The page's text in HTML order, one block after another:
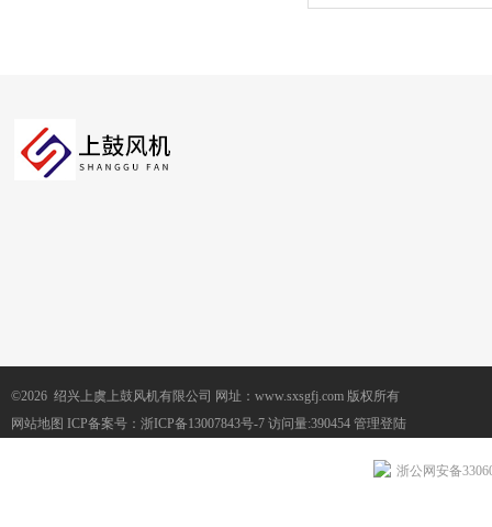
©2026 绍兴上虞上鼓风机有限公司 网址：www.sxsgfj.com 版权所有
网站地图 ICP备案号： 浙ICP备13007843号-7 访问量:390454 管理登陆
浙公网安备